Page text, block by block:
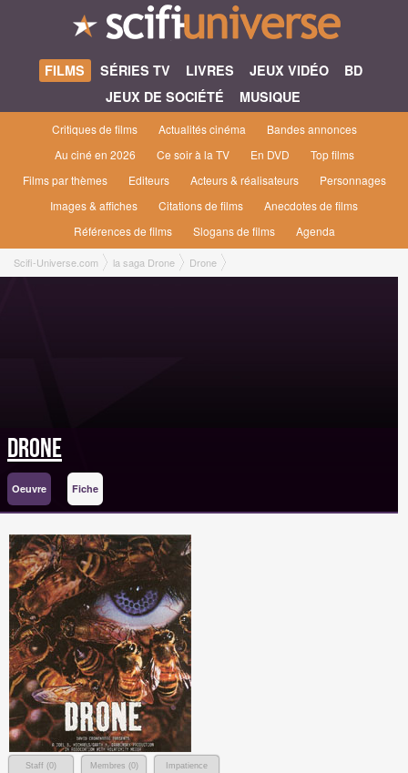
FILMS SÉRIES TV LIVRES JEUX VIDÉO
BD
JEUX DE SOCIÉTÉ
MUSIQUE
Critiques de films Actualités cinéma
Bandes annonces
Au ciné en 2026
Ce soir à la TV En DVD
Top films
Films par thèmes
Editeurs Acteurs & réalisateurs
Personnages
Images & affiches
Citations de films
Anecdotes de films
Références de films
Slogans de films Agenda
Scifi-Universe.com la saga Drone Drone
Drone
Oeuvre Fiche
Staff (0) Membres (0)
Impatience